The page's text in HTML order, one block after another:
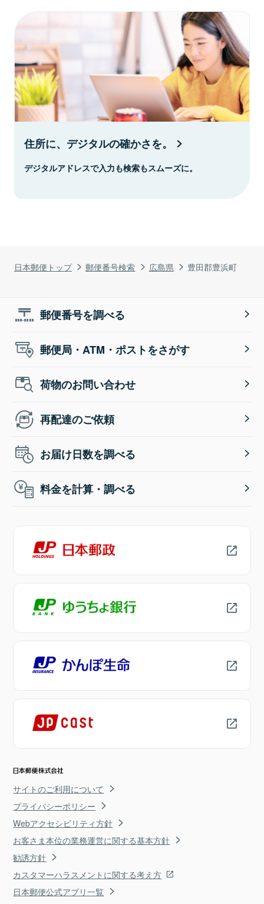
日本郵便トップ 郵便番号検索 広島県 豊田郡豊浜町
住所に、デジタルの確かさを。
デジタルアドレスで入力も検索もスムーズに。
郵便番号を調べる
郵便局・ATM・ポストをさがす
荷物のお問い合わせ
再配達のご依頼
お届け日数を調べる
料金を計算・調べる
サイトのご利用について
プライバシーポリシー
Webアクセシビリティ方針
お客さま本位の業務運営に関する基本方針
勧誘方針
カスタマーハラスメントに関する考え方
日本郵便公式アプリ一覧